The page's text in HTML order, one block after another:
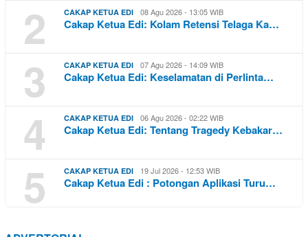
2 CAKAP KETUA EDI 08 Agu 2026 - 13:05 WIB
Cakap Ketua Edi: Kolam Retensi Telaga Ka…
3 CAKAP KETUA EDI 07 Agu 2026 - 14:09 WIB
Cakap Ketua Edi: Keselamatan di Perlinta…
4 CAKAP KETUA EDI 06 Agu 2026 - 02:22 WIB
Cakap Ketua Edi: Tentang Tragedy Kebakar…
5 CAKAP KETUA EDI 19 Jul 2026 - 12:53 WIB
Cakap Ketua Edi : Potongan Aplikasi Turu…